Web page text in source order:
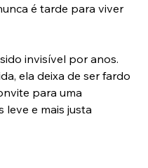
é tarde para viver
invisível por anos.
ela deixa de ser fardo
para uma
leve e mais justa